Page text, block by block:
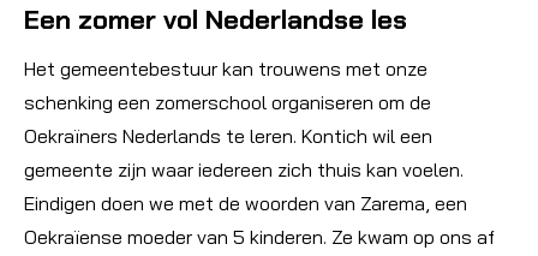
Een zomer vol Nederlandse les
Het gemeentebestuur kan trouwens met onze
schenking een zomerschool organiseren om de
Oekraïners Nederlands te leren. Kontich wil een
gemeente zijn waar iedereen zich thuis kan voelen.
Eindigen doen we met de woorden van Zarema, een
Oekraïense moeder van 5 kinderen. Ze kwam op ons af